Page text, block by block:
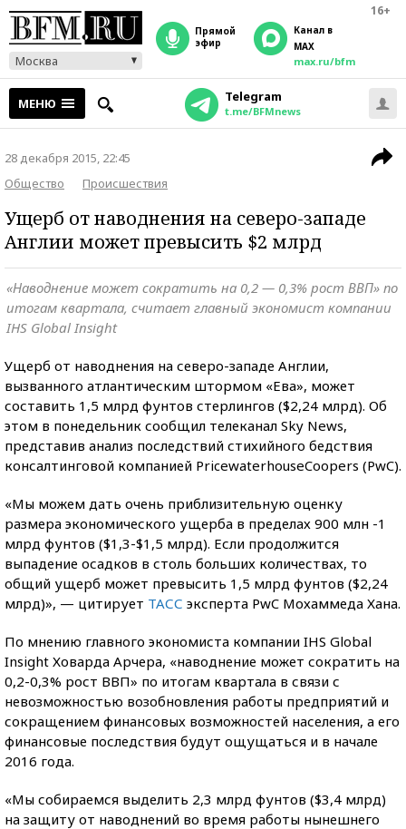
16+
Москва
прямой
эфир
Канал в
MAX
max.ru/bfm
МЕНЮ Telegram
t.me/BFMnews
28 декабря 2015, 22:45
Общество
Происшествия
Ущерб от наводнения на северо-западе
Англии может превысить $2 млрд
«Наводнение может сократить на 0,2 — 0,3% рост ВВП» по
итогам квартала, считает главный экономист компании
IHS Global Insight
Ущерб от наводнения на северо-западе Англии,
вызванного атлантическим штормом «Ева», может
составить 1,5 млрд фунтов стерлингов ($2,24 млрд). Об
этом в понедельник сообщил телеканал Sky News,
представив анализ последствий стихийного бедствия
консалтинговой компанией PricewaterhouseCoopers (PwC).
«Мы можем дать очень приблизительную оценку
размера экономического ущерба в пределах 900 млн -1
млрд фунтов ($1,3-$1,5 млрд). Если продолжится
выпадение осадков в столь больших количествах, то
общий ущерб может превысить 1,5 млрд фунтов ($2,24
млрд)», — цитирует ТАСС эксперта PwC Мохаммеда Хана.
По мнению главного экономиста компании IHS Global
Insight Ховарда Арчера, «наводнение может сократить на
0,2-0,3% рост ВВП» по итогам квартала в связи с
невозможностью возобновления работы предприятий и
сокращением финансовых возможностей населения, а его
финансовые последствия будут ощущаться и в начале
2016 года.
«Мы собираемся выделить 2,3 млрд фунтов ($3,4 млрд)
на защиту от наводнений во время работы нынешнего